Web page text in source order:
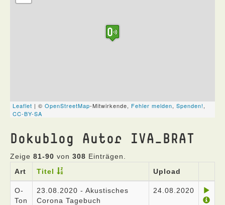
Dokublog Autor IVA_BRAT
Zeige 81-90 von 308 Einträgen.
Art
Titel Upload
O-
Ton
23.08.2020 - Akustisches
Corona Tagebuch
24.08.2020